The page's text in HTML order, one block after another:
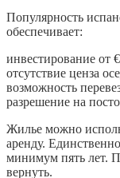
Популярность
обеспечивает:
инвестирование от
отсутствие ценза
возможность
разрешение на
Жилье можно
аренду.
минимум пять лет.
вернуть.